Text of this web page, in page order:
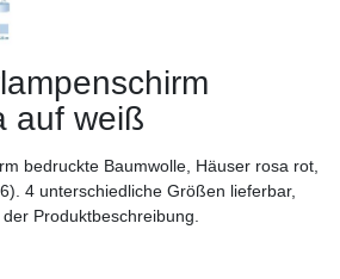
auf weiß
bedruckte Baumwolle, Häuser rosa rot,
4 unterschiedliche Größen lieferbar,
Produktbeschreibung.